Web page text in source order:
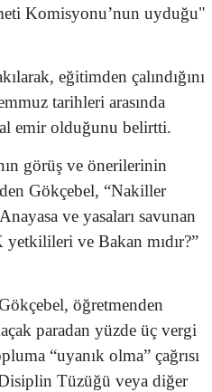
Komisyonu’nun uyduğu"
eğitimden çalındığını
tarihleri arasında
emir olduğunu belirtti.
görüş ve önerilerinin
Gökçebel, “Nakiller
ve yasaları savunan
yetkilileri ve Bakan mıdır?”
öğretmenden
paradan yüzde üç vergi
“uyanık olma” çağrısı
Tüzüğü veya diğer